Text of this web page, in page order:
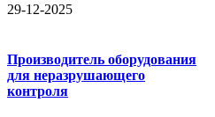
29-12-2025
Производитель оборудования
для неразрушающего
контроля